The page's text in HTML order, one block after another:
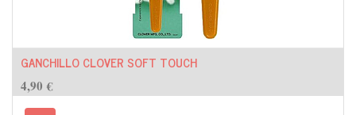
GANCHILLO CLOVER SOFT TOUCH
4,90 €